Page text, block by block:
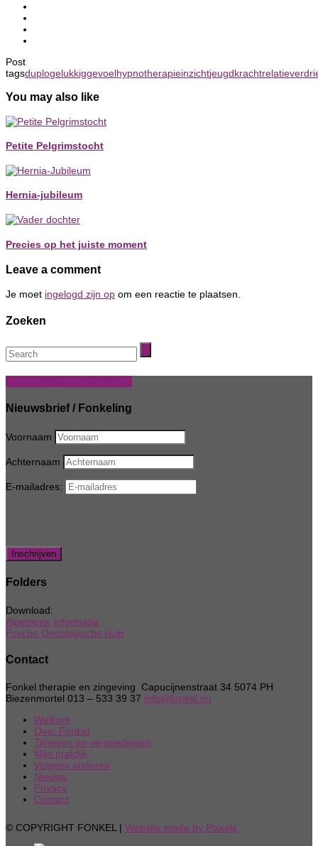
Post
tagsduplogelukkiggevoelhypnotherapieinzichtjeugdkrachtrelatie
You may also like
Petite Pelgrimstocht
Hernia-jubileum
Precies op het juiste moment
Leave a comment
Je moet ingelogd zijn op om een reactie te plaatsen.
Zoeken
Nieuwsbrief / Fonkeling
Voornaam
Achternaam
E-mailadres:
Folders
Download:
Algemene informatie
Psycho Oncologische hulp
Contact
Fonkel therapie en zingeving Capucijnenstraat 34 5074 PH
Biezenmortel 013 – 533 39 37 info@fonkel.nu
Welkom
Over Fonkel
Tarieven en vergoedingen
Mijn praktijk
Volgens anderen
Nieuws
Privacy
Contact
© COPYRIGHT FONKEL | Website made by Pixxels